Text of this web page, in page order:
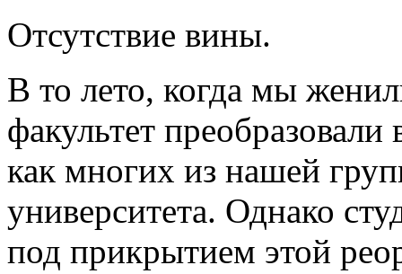
Отсутствие вины.
В то лето, когда мы
факультет
как многих из нашей
университета. Однако
под прикрытием этой